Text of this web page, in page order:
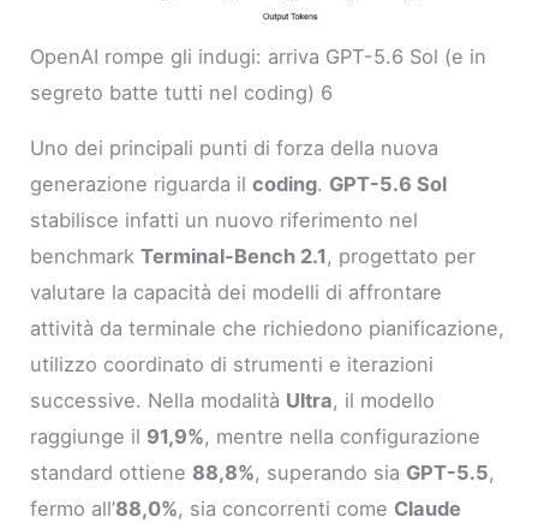
OpenAI rompe gli indugi: arriva GPT-5.6 Sol (e in
segreto batte tutti nel coding) 6
Uno dei principali punti di forza della nuova
generazione riguarda ilcoding. GPT-5.6 Sol
stabilisce infatti un nuovo riferimento nel
benchmarkTerminal-Bench 2.1, progettato per
valutare la capacità dei modelli di affrontare
attività da terminale che richiedono pianificazione,
utilizzo coordinato di strumenti e iterazioni
successive. Nella modalità Ultra, il modello
raggiunge il 91,9%, mentre nella configurazione
standard ottiene 88,8%, superando sia GPT-5.5,
fermo all’88,0%, sia concorrenti come Claude